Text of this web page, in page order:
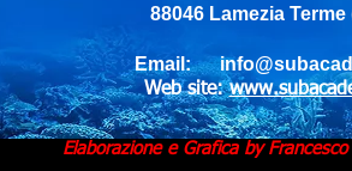
88046 Lamezia Terme
Email:
Web site:
Elaborazione e Grafica by